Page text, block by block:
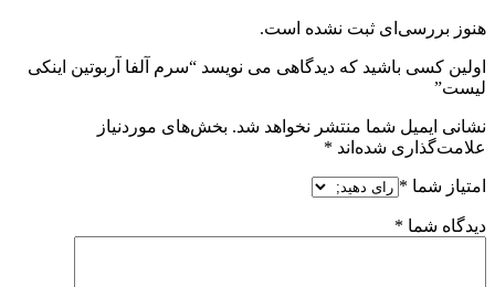
هنوز بررسی‌ای ثبت نشده است.
اولین کسی باشید که دیدگاهی می نویسد “سرم آلفا آربوتین اینکی
لیست”
نشانی ایمیل شما منتشر نخواهد شد. بخش‌های موردنیاز
علامت‌گذاری شده‌اند *
امتیاز شما *
دیدگاه شما *